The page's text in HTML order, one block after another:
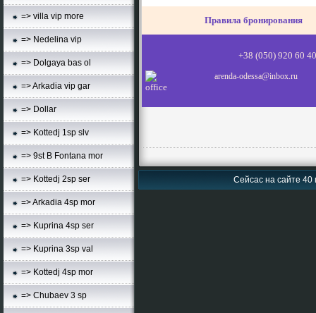
=> villa vip more
=> Nedelina vip
=> Dolgaya bas ol
=> Arkadia vip gar
=> Dollar
=> Kottedj 1sp slv
=> 9st B Fontana mor
=> Kottedj 2sp ser
=> Arkadia 4sp mor
=> Kuprina 4sp ser
=> Kuprina 3sp val
=> Kottedj 4sp mor
=> Chubaev 3 sp
Правила бронирования
+38 (050) 920
arenda-odessa@inbox.ru
Сейсас на сайте 40